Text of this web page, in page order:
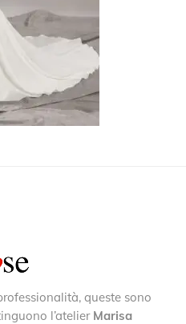
queste sono
l’atelier Marisa